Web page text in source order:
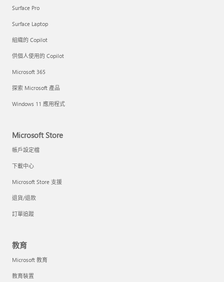
Surface Pro
Surface Laptop
組織的 Copilot
供個人使用的 Copilot
Microsoft 365
探索 Microsoft 產品
Windows 11 應用程式
Microsoft Store
帳戶設定檔
下載中心
Microsoft Store 支援
退貨/退款
訂單追蹤
教育
Microsoft 教育
教育裝置